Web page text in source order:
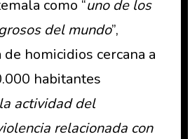
como “uno de los
del mundo”,
homicidios cercana a
habitantes
actividad del
relacionada con